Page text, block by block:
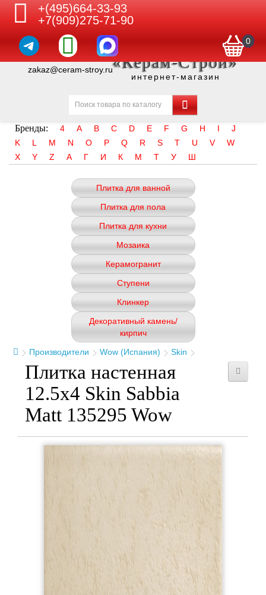
+(495)664-33-93
+7(909)275-71-90
0
zakaz@ceram-stroy.ru«Керам-Строй»
интернет-магазин
Бренды: 4 A B C D E F G H I
J
K
L M N O P Q R S T U V
W
X
Y Z А Г И К М Т У Ш
Плитка для ванной
Плитка для пола
Плитка для кухни
Мозаика
Керамогранит
Ступени
Клинкер
Декоративный камень/
кирпич
Производители
Wow (Испания) Skin
Плитка настенная
12.5x4 Skin Sabbia
Matt 135295 Wow